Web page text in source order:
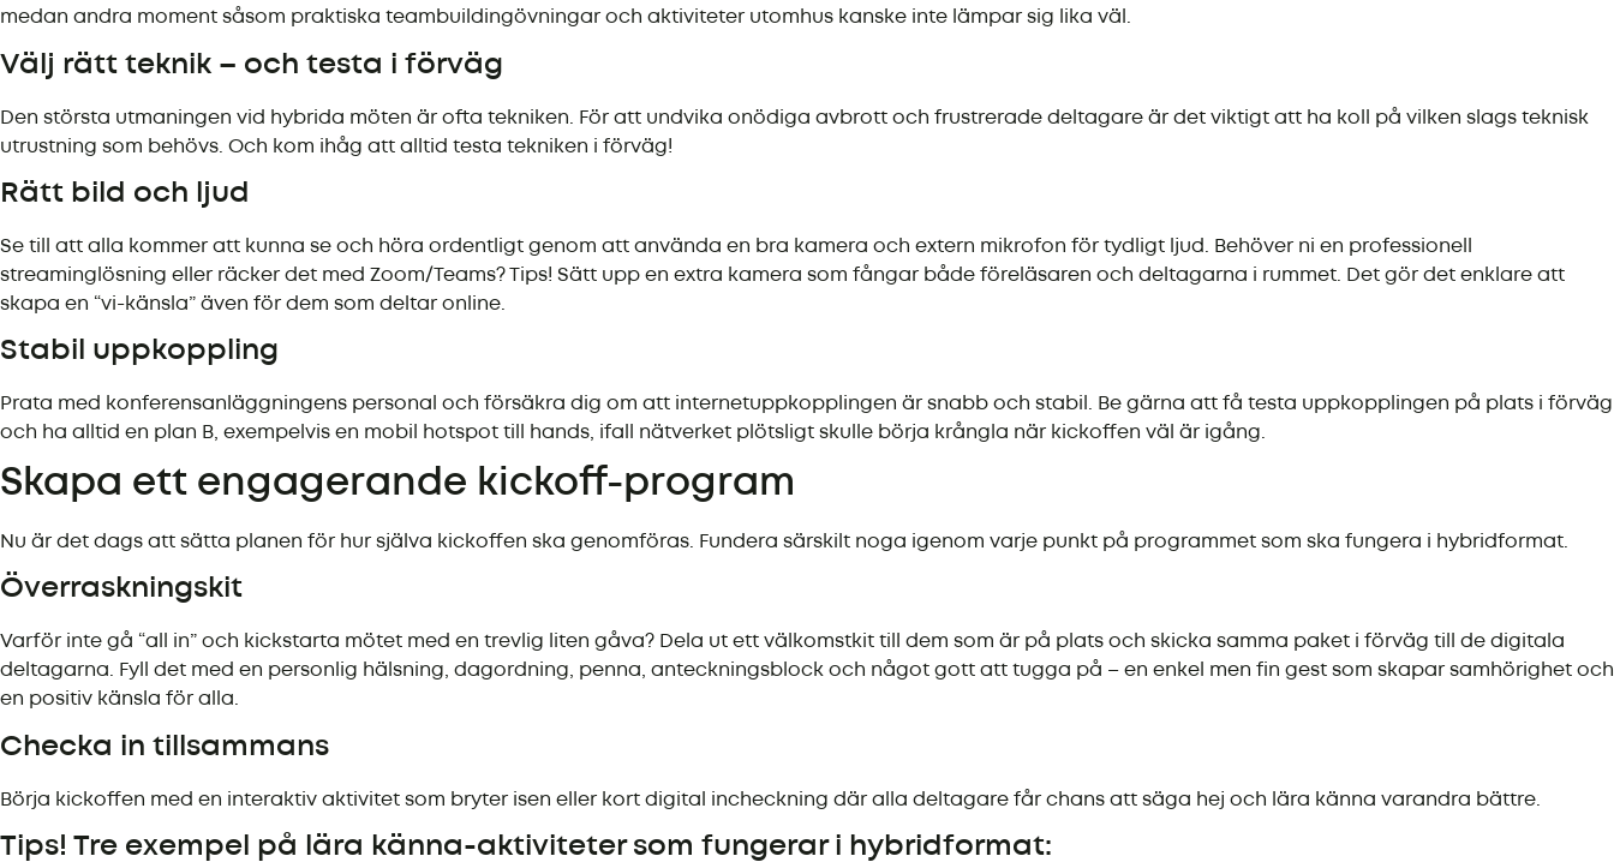
medan andra moment såsom praktiska teambuildingövningar och aktiviteter utomhus kanske inte lämpar sig lika väl.
Välj rätt teknik – och testa i förväg
Den största utmaningen vid hybrida möten är ofta tekniken. För att undvika onödiga avbrott och frustrerade deltagare är det viktigt att ha koll på vilken slags teknisk
utrustning som behövs. Och kom ihåg att alltid testa tekniken i förväg!
Rätt bild och ljud
Se till att alla kommer att kunna se och höra ordentligt genom att använda en bra kamera och extern mikrofon för tydligt ljud. Behöver ni en professionell
streaminglösning eller räcker det med Zoom/Teams? Tips! Sätt upp en extra kamera som fångar både föreläsaren och deltagarna i rummet. Det gör det enklare att
skapa en “vi-känsla” även för dem som deltar online.
Stabil uppkoppling
Prata med konferensanläggningens personal och försäkra dig om att internetuppkopplingen är snabb och stabil. Be gärna att få testa uppkopplingen på plats i förväg
och ha alltid en plan B, exempelvis en mobil hotspot till hands, ifall nätverket plötsligt skulle börja krångla när kickoffen väl är igång.
Skapa ett engagerande kickoff-program
Nu är det dags att sätta planen för hur själva kickoffen ska genomföras. Fundera särskilt noga igenom varje punkt på programmet som ska fungera i hybridformat.
Överraskningskit
Varför inte gå “all in” och kickstarta mötet med en trevlig liten gåva? Dela ut ett välkomstkit till dem som är på plats och skicka samma paket i förväg till de digitala
deltagarna. Fyll det med en personlig hälsning, dagordning, penna, anteckningsblock och något gott att tugga på – en enkel men fin gest som skapar samhörighet och
en positiv känsla för alla.
Checka in tillsammans
Börja kickoffen med en interaktiv aktivitet som bryter isen eller kort digital incheckning där alla deltagare får chans att säga hej och lära känna varandra bättre.
Tips! Tre exempel på lära känna-aktiviteter som fungerar i hybridformat: